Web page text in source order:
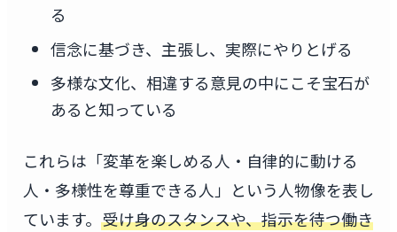
る
信念に基づき、主張し、実際にやりとげる
多様な文化、相違する意見の中にこそ宝石が
あると知っている
これらは「変革を楽しめる人・自律的に動ける
人・多様性を尊重できる人」という人物像を表し
ています。 受け身のスタンスや、指示を待つ働き